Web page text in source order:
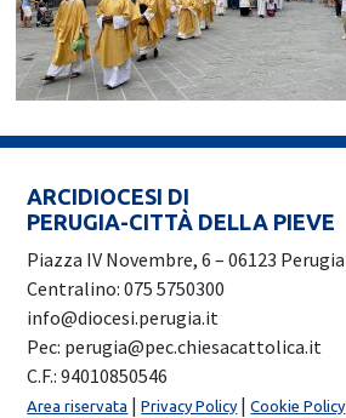
ARCIDIOCESI DI
PERUGIA-CITTÀ DELLA PIEVE
Piazza IV Novembre, 6 – 06123 Perugia
Centralino: 075 5750300
info@diocesi.perugia.it
Pec: perugia@pec.chiesacattolica.it
C.F.: 94010850546
Area riservata |Privacy Policy |Cookie Policy